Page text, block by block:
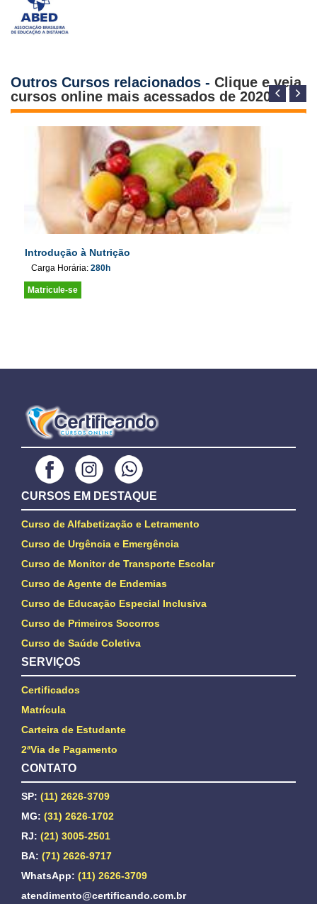
Outros Cursos relacionados - Clique e veja
cursos online mais acessados de 2020
Introdução à Nutrição
Carga Horária: 280h
Matricule-se
CURSOS EM DESTAQUE
Curso de Alfabetização e Letramento
Curso de Urgência e Emergência
Curso de Monitor de Transporte Escolar
Curso de Agente de Endemias
Curso de Educação Especial Inclusiva
Curso de Primeiros Socorros
Curso de Saúde Coletiva
SERVIÇOS
Certificados
Matrícula
Carteira de Estudante
2ªVia de Pagamento
CONTATO
SP: (11) 2626-3709
MG: (31) 2626-1702
RJ: (21) 3005-2501
BA: (71) 2626-9717
WhatsApp: (11) 2626-3709
atendimento@certificando.com.br